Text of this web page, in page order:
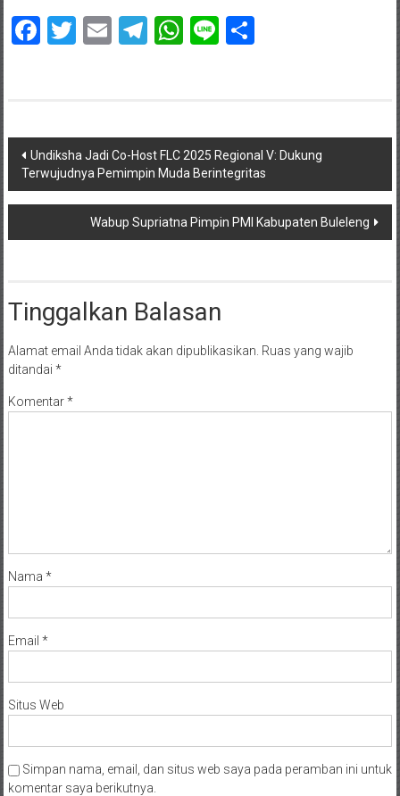
Facebook
Twitter
EmailTelegram
WhatsApp
LineShare
Navigasi
pos
Undiksha Jadi Co-Host FLC 2025 Regional V: Dukung
Terwujudnya Pemimpin Muda Berintegritas
Wabup Supriatna Pimpin PMI Kabupaten Buleleng
Tinggalkan Balasan
Alamat email Anda tidak akan dipublikasikan. Ruas yang wajib
ditandai *
Komentar*
Nama *
Email *
Situs Web
Simpan nama, email, dan situs web saya pada peramban ini untuk
komentar saya berikutnya.